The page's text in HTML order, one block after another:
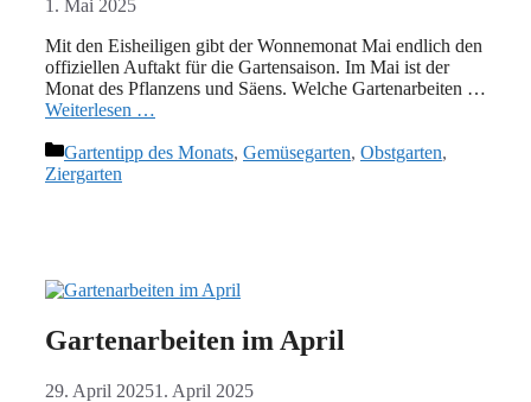
1. Mai 2025
Mit den Eisheiligen gibt der Wonnemonat Mai endlich den
offiziellen Auftakt für die Gartensaison. Im Mai ist der
Monat des Pflanzens und Säens. Welche Gartenarbeiten …
Weiterlesen …
Kategorien
Gartentipp des Monats, Gemüsegarten, Obstgarten,
Ziergarten
Gartenarbeiten im April
29. April 20251. April 2025